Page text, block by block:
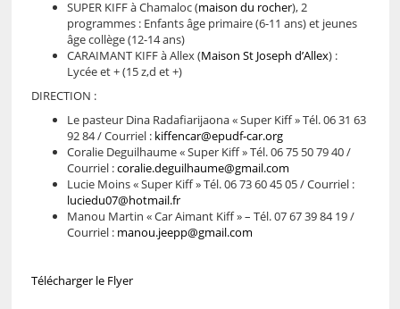
SUPER KIFF à Chamaloc (maison du rocher), 2
programmes : Enfants âge primaire (6-11 ans) et jeunes
âge collège (12-14 ans)
CARAIMANT KIFF à Allex (Maison St Joseph d’Allex) :
Lycée et + (15 z,d et +)
DIRECTION :
Le pasteur Dina Radafiarijaona « Super Kiff » Tél. 06 31 63
92 84 / Courriel : kiffencar@epudf-car.org
Coralie Deguilhaume « Super Kiff » Tél. 06 75 50 79 40 /
Courriel :coralie.deguilhaume@gmail.com
Lucie Moins « Super Kiff » Tél. 06 73 60 45 05 / Courriel :
luciedu07@hotmail.fr
Manou Martin « Car Aimant Kiff » – Tél. 07 67 39 84 19 /
Courriel : manou.jeepp@gmail.com
Télécharger le Flyer